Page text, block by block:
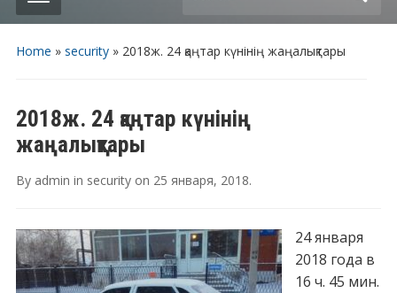
Home » security» 2018ж. 24 қаңтар күнінің жаңалықтары
2018ж. 24 қаңтар күнінің
жаңалықтары
By admin in securityon 25 января, 2018.
24 января
2018 года в
16 ч. 45 мин.